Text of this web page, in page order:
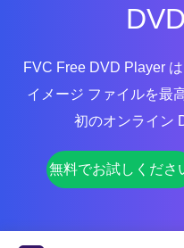
FVC Free DVD Player
イメージ ファイルを最
初のオンライン
無料でお試しくださ